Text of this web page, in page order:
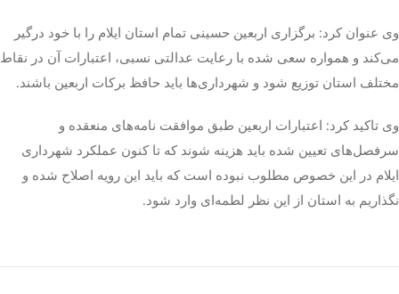
وی عنوان کرد: برگزاری اربعین حسینی تمام استان ایلام را با خود درگیر
می‌کند و همواره سعی شده با رعایت عدالتی نسبی، اعتبارات آن در نقاط
مختلف استان توزیع شود و شهرداری‌ها باید حافظ برکات اربعین باشند.
وی تاکید کرد: اعتبارات اربعین طبق موافقت نامه‌های منعقده و
سرفصل‌های تعیین شده باید هزینه شوند که تا کنون عملکرد شهرداری
ایلام در این خصوص مطلوب نبوده است که باید این رویه اصلاح شده و
نگذاریم به استان از این نظر لطمه‌ای وارد شود.